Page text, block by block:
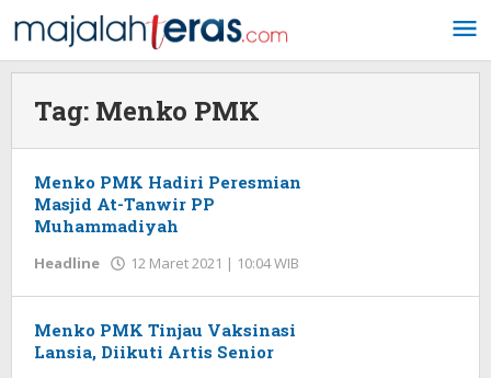
ke
konten
Tag: Menko PMK
Menko PMK Hadiri Peresmian
Masjid At-Tanwir PP
Muhammadiyah
Headline 12 Maret 2021 | 10:04 WIB
Menko PMK Tinjau Vaksinasi
Lansia, Diikuti Artis Senior